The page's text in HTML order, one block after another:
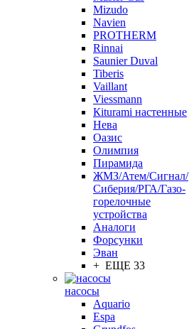
Mizudo
Navien
PROTHERM
Rinnai
Saunier Duval
Tiberis
Vaillant
Viessmann
Кiturami настенные
Нева
Оазис
Олимпия
Пирамида
ЖМЗ/Атем/Сигнал/
Сиберия/РГА/Газо-
горелочные
устройства
Aналоги
Форсунки
Эван
+ ЕЩЕ 33
насосы
Aquario
Espa